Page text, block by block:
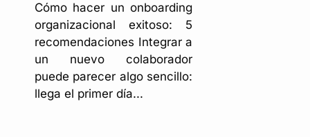
recomendaciones
Cómo hacer un onboarding
organizacional exitoso: 5
recomendaciones Integrar a
un nuevo colaborador
puede parecer algo sencillo:
llega el primer día...